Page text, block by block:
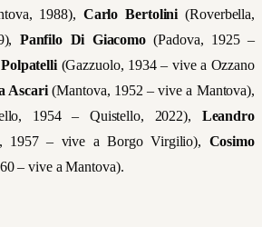
1988), Carlo Bertolini (Roverbella,
Panfilo Di Giacomo (Padova, 1925 –
(Gazzuolo, 1934 – vive a Ozzano
Ascari(Mantova, 1952 – vive a Mantova),
1954 – Quistello, 2022), Leandro
1957 – vive a Borgo Virgilio), Cosimo
– vive a Mantova).